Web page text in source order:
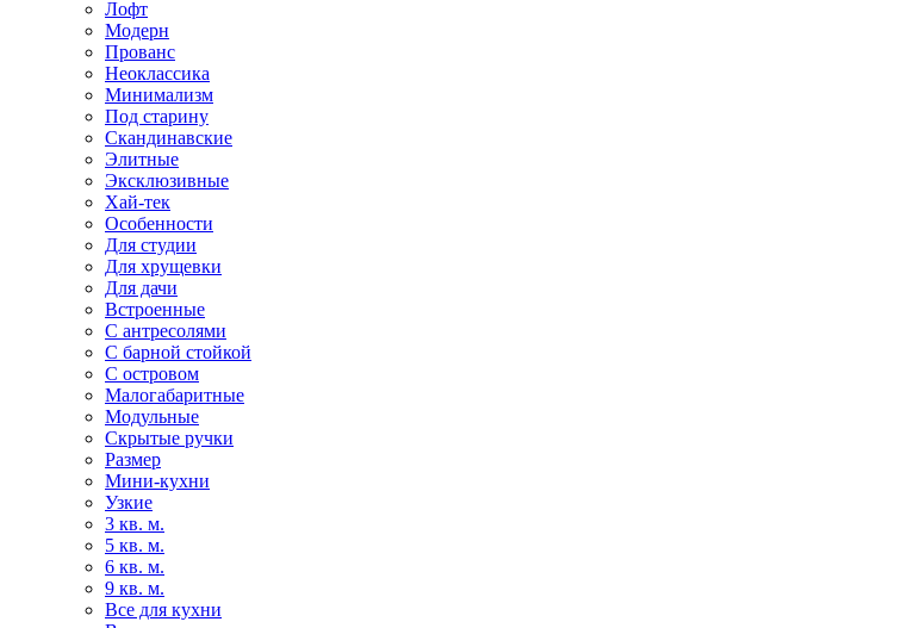
Лофт
Модерн
Прованс
Неоклассика
Минимализм
Под старину
Скандинавские
Элитные
Эксклюзивные
Хай-тек
Особенности
Для студии
Для хрущевки
Для дачи
Встроенные
С антресолями
С барной стойкой
С островом
Малогабаритные
Модульные
Скрытые ручки
Размер
Мини-кухни
Узкие
3 кв. м.
5 кв. м.
6 кв. м.
9 кв. м.
Все для кухни